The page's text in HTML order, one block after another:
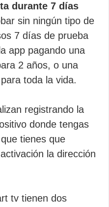
durante 7 días
sin ningún tipo de
7 días de prueba
app pagando una
2 años, o una
toda la vida.
registrando la
donde tengas
tienes que
la dirección
tv tienen dos